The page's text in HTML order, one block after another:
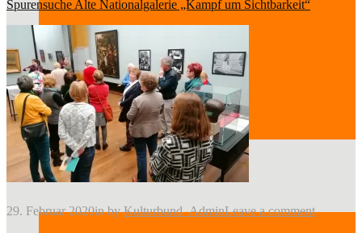
Veranstaltungen
Kategorien
Verein
Spurensuche Alte Nationalgalerie „Kampf um Sichtbarkeit“
29. Februar 2020inbyKulturbund_AdminLeave a comment